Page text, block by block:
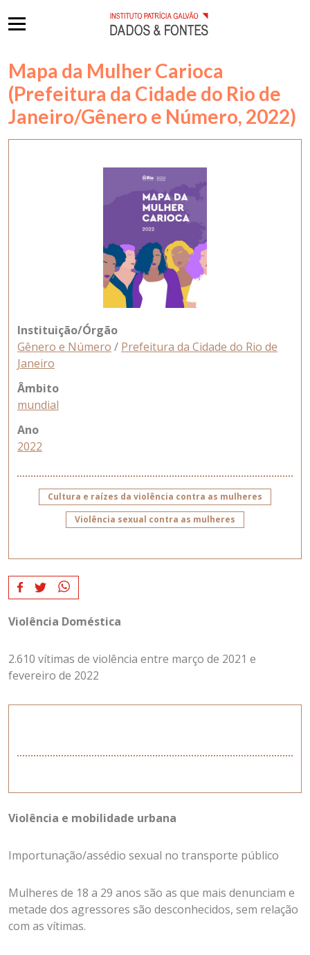
Mapa da Mulher Carioca
(Prefeitura da Cidade do Rio de
Janeiro/Gênero e Número, 2022)
Instituição/Órgão
Gênero e Número / Prefeitura da Cidade do Rio de
Janeiro
Âmbito
mundial
Ano
2022
Cultura e raízes da violência contra as mulheres
Violência sexual contra as mulheres
Violência Doméstica
2.610 vítimas de violência entre março de 2021 e
fevereiro de 2022
Violência e mobilidade urbana
Importunação/assédio sexual no transporte público
Mulheres de 18 a 29 anos são as que mais denunciam e
metade dos agressores são desconhecidos, sem relação
com as vítimas.